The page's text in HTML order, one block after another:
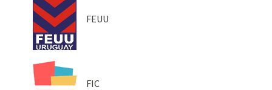
FEUU
FIC